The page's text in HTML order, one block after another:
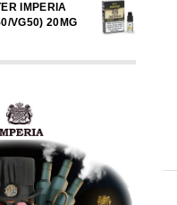
IMPERIA
VG50) 20MG